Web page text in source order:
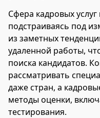
Сфера кадровых
подстраиваясь под
из заметных
удаленной работы,
поиска кандидатов.
рассматривать
даже стран, а
методы оценки,
тестирования.